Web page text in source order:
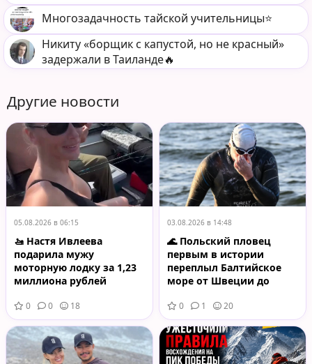
Многозадачность тайской учительницы⭐️
Никиту «борщик с капустой, но не красный»
задержали в Таиланде🔥
Другие новости
05.08.2026 в 06:15
🚤 Настя Ивлеева
подарила мужу
моторную лодку за 1,23
миллиона рублей
0 0 18
03.08.2026 в 14:48
🌊 Польский пловец
первым в истории
переплыл Балтийское
море от Швеции до
0 1 20